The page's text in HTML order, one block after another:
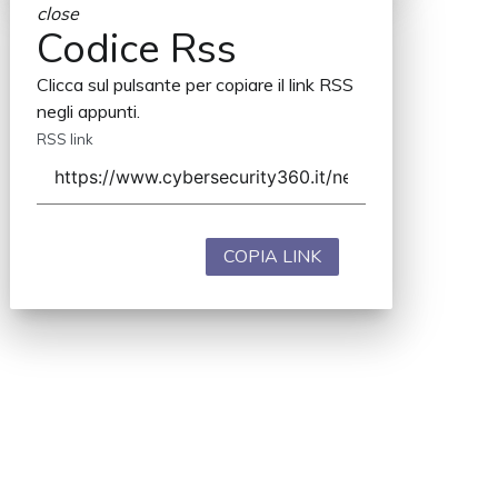
close
Codice Rss
Clicca sul pulsante per copiare il link RSS
negli appunti.
RSS link
COPIA LINK